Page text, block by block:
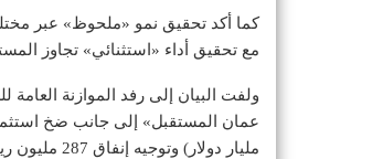
مع تحقيق أداء «استثنائي» تجاوز